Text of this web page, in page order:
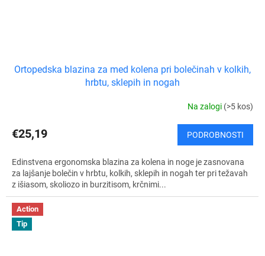
Ortopedska blazina za med kolena pri bolečinah v kolkih,
hrbtu, sklepih in nogah
Na zalogi (>5 kos)
€25,19 PODROBNOSTI
Edinstvena ergonomska blazina za kolena in noge je zasnovana
za lajšanje bolečin v hrbtu, kolkih, sklepih in nogah ter pri težavah
z išiasom, skoliozo in burzitisom, krčnimi...
Action
Tip